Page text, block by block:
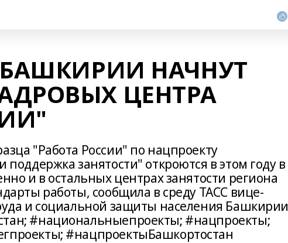
БАШКИРИИ НАЧНУТ
ЦЕНТРА
"Работа России" по нацпроекту
поддержка занятости" откроются в этом году в
и в остальных центрах занятости региона
работы, сообщила в среду ТАСС вице-
и социальной защиты населения Башкирии
#национальныепроекты; #нацпроекты;
#нацпроектыБашкортостан